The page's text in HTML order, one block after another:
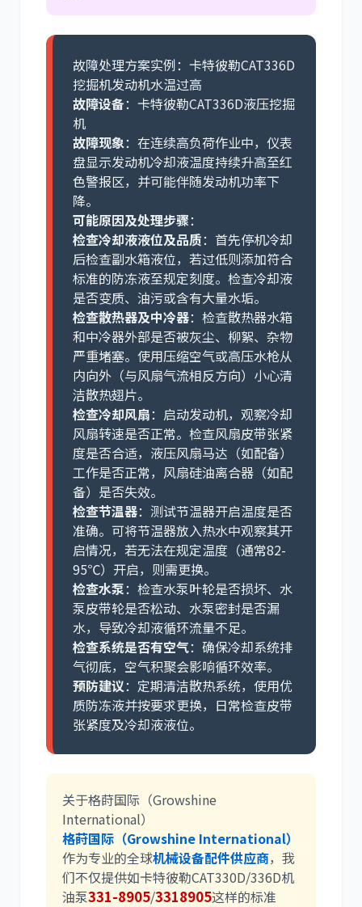
故障处理方案实例：卡特彼勒CAT336D
挖掘机发动机水温过高
故障设备：卡特彼勒CAT336D液压挖掘
机
故障现象：在连续高负荷作业中，仪表
盘显示发动机冷却液温度持续升高至红
色警报区，并可能伴随发动机功率下
降。
可能原因及处理步骤：
检查冷却液液位及品质：首先停机冷却
后检查副水箱液位，若过低则添加符合
标准的防冻液至规定刻度。检查冷却液
是否变质、油污或含有大量水垢。
检查散热器及中冷器：检查散热器水箱
和中冷器外部是否被灰尘、柳絮、杂物
严重堵塞。使用压缩空气或高压水枪从
内向外（与风扇气流相反方向）小心清
洁散热翅片。
检查冷却风扇：启动发动机，观察冷却
风扇转速是否正常。检查风扇皮带张紧
度是否合适，液压风扇马达（如配备）
工作是否正常，风扇硅油离合器（如配
备）是否失效。
检查节温器：测试节温器开启温度是否
准确。可将节温器放入热水中观察其开
启情况，若无法在规定温度（通常82-
95℃）开启，则需更换。
检查水泵：检查水泵叶轮是否损坏、水
泵皮带轮是否松动、水泵密封是否漏
水，导致冷却液循环流量不足。
检查系统是否有空气：确保冷却系统排
气彻底，空气积聚会影响循环效率。
预防建议：定期清洁散热系统，使用优
质防冻液并按要求更换，日常检查皮带
张紧度及冷却液液位。
关于格莳国际（Growshine
International）
格莳国际（Growshine International）
作为专业的全球机械设备配件供应商，我
们不仅提供如卡特彼勒CAT330D/336D机
油泵331-8905/3318905这样的标准